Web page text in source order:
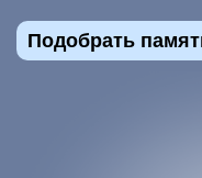
Подобрать